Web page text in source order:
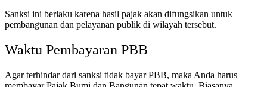
Sanksi ini berlaku karena hasil pajak akan difungsikan untuk
pembangunan dan pelayanan publik di wilayah tersebut.
Waktu Pembayaran PBB
Agar terhindar dari sanksi tidak bayar PBB, maka Anda harus